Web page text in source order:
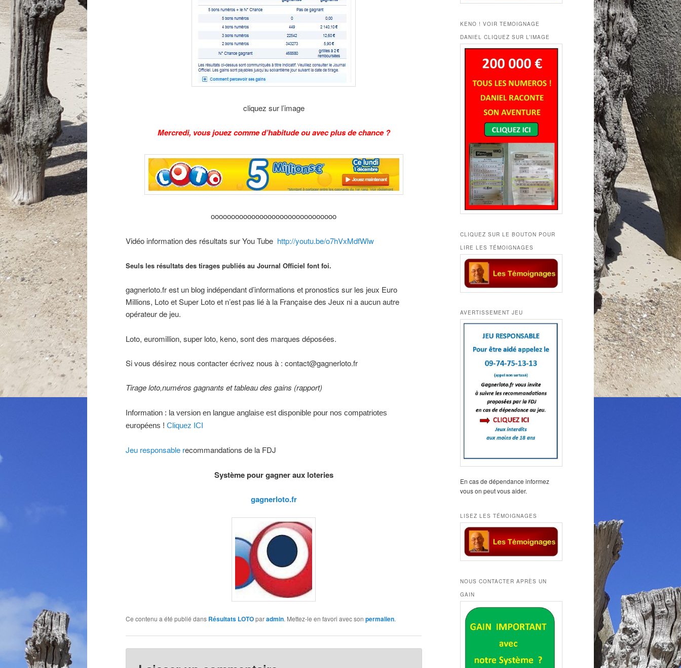
cliquez sur l’image
Mercredi, vous jouez comme d’habitude ou avec plus de chance ?
ooooooooooooooooooooooooooooooo
Vidéo information des résultats sur You Tube http://youtu.be/o7hVxMdfWlw
Seuls les résultats des tirages publiés au Journal Officiel font foi.
gagnerloto.fr est un blog indépendant d’informations et pronostics sur les jeux Euro
Millions, Loto et Super Loto et n’est pas lié à la Française des Jeux ni a aucun autre
opérateur de jeu.
Loto, euromillion, super loto, keno, sont des marques déposées.
Si vous désirez nous contacter écrivez nous à : contact@gagnerloto.fr
Tirage loto,numéros gagnants et tableau des gains (rapport)
Information : la version en langue anglaise est disponible pour nos compatriotes
européens ! Cliquez ICI
Jeu responsable recommandations de la FDJ
Système pour gagner aux loteries
gagnerloto.fr
Ce contenu a été publié dans Résultats LOTOparadmin. Mettez-le en favori avec son permalien.
KENO ! VOIR TEMOIGNAGE
DANIEL CLIQUEZ SUR L’IMAGE
CLIQUEZ SUR LE BOUTON POUR
LIRE LES TÉMOIGNAGES
AVERTISSEMENT JEU
En cas de dépendance informez
vous on peut vous aider.
LISEZ LES TÉMOIGNAGES
NOUS CONTACTER APRÈS UN
GAIN